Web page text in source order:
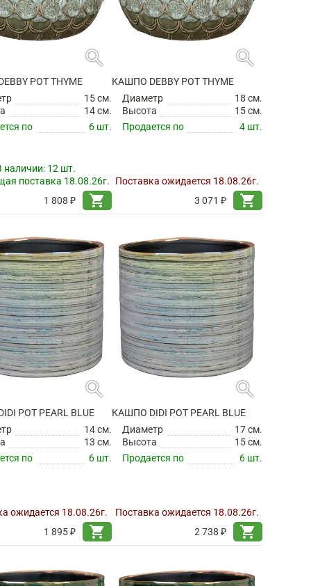
search
POT THYME
15 см.
14 см.
по
6 шт.
наличии: 12 шт.
поставка 18.08.26г.
1 808 ₽
shopping_cart
search
КАШПО DEBBY POT THYME
Диаметр
18 см.
Высота
15 см.
Продается по
4 шт.
Поставка ожидается 18.08.26г.
3 071 ₽
shopping_cart
search
POT PEARL BLUE
14 см.
13 см.
по
6 шт.
ожидается 18.08.26г.
1 895 ₽
shopping_cart
search
КАШПО DIDI POT PEARL BLUE
Диаметр
17 см.
Высота
15 см.
Продается по
6 шт.
Поставка ожидается 18.08.26г.
2 738 ₽
shopping_cart